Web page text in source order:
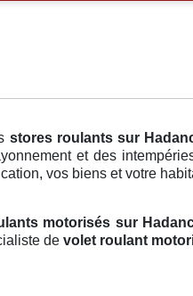
stores roulants sur
et des
vos biens et votre
motorisés sur
de volet roulant